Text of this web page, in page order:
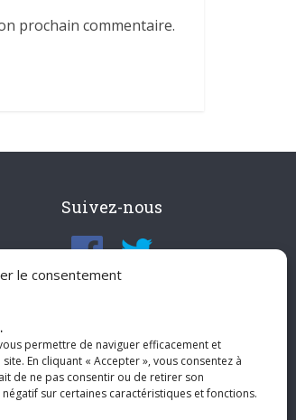
le consentement
permettre de naviguer efficacement et
En cliquant « Accepter », vous consentez à
de ne pas consentir ou de retirer son
sur certaines caractéristiques et fonctions.
prochain commentaire.
Suivez-nous